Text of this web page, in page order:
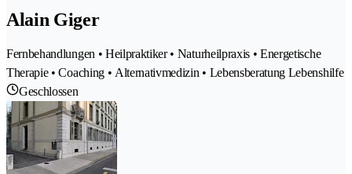
Alain Giger
Fernbehandlungen • Heilpraktiker • Naturheilpraxis • Energetische
Therapie • Coaching • Alternativmedizin • Lebensberatung Lebenshilfe
Geschlossen